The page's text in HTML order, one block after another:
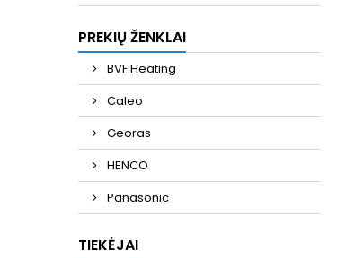
PREKIŲ ŽENKLAI
BVF Heating
Caleo
Georas
HENCO
Panasonic
TIEKĖJAI